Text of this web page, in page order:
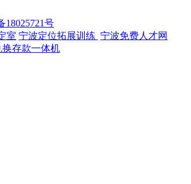
18025721号
室 宁波定位拓展训练 宁波免费人才网
换存款一体机